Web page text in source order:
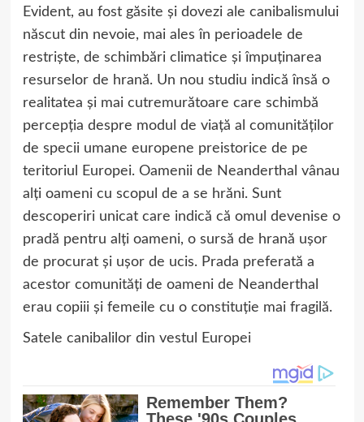
Evident, au fost găsite și dovezi ale canibalismului
născut din nevoie, mai ales în perioadele de
restriște, de schimbări climatice și împuținarea
resurselor de hrană. Un nou studiu indică însă o
realitatea și mai cutremurătoare care schimbă
percepția despre modul de viață al comunităților
de specii umane europene preistorice de pe
teritoriul Europei. Oamenii de Neanderthal vânau
alți oameni cu scopul de a se hrăni. Sunt
descoperiri unicat care indică că omul devenise o
pradă pentru alți oameni, o sursă de hrană ușor
de procurat și ușor de ucis. Prada preferată a
acestor comunități de oameni de Neanderthal
erau copiii și femeile cu o constituție mai fragilă.
Satele canibalilor din vestul Europei